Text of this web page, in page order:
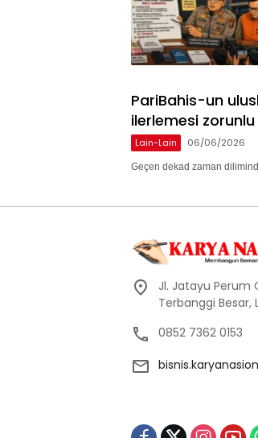
PariBahis-un
ilerlemesi
Lain-Lain 06/06/2026
Geçen dekad zaman
Jl. Jatayu Perum
Terbanggi
0852 7362 0153